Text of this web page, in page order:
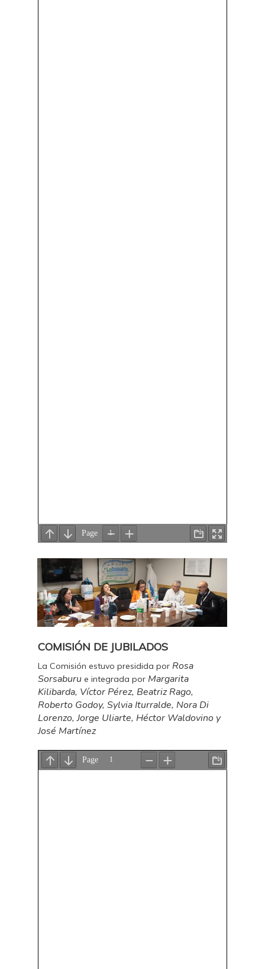
COMISIÓN DE JUBILADOS
La Comisión estuvo presidida por Rosa
Sorsaburue integrada por Margarita
Kilibarda, Víctor Pérez, Beatriz Rago,
Roberto Godoy, Sylvia Iturralde, Nora Di
Lorenzo, Jorge Uliarte, Héctor Waldovino y
José Martínez